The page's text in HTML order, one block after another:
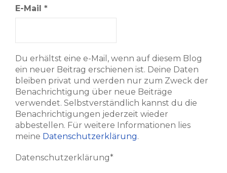
E-Mail *
Du erhältst eine e-Mail, wenn auf diesem Blog
ein neuer Beitrag erschienen ist. Deine Daten
bleiben privat und werden nur zum Zweck der
Benachrichtigung über neue Beiträge
verwendet. Selbstverständlich kannst du die
Benachrichtigungen jederzeit wieder
abbestellen. Für weitere Informationen lies
meine Datenschutzerklärung.
Datenschutzerklärung*